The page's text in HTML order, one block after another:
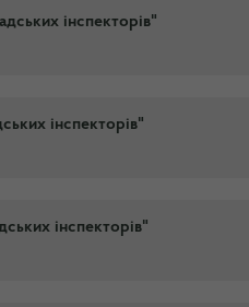
інспекторів"
інспекторів"
інспекторів"